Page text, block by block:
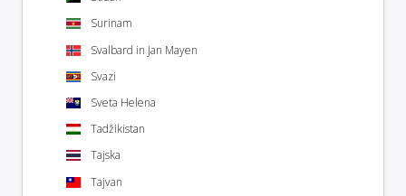
Surinam
Svalbard in Jan Mayen
Svazi
Sveta Helena
Tadžikistan
Tajska
Tajvan